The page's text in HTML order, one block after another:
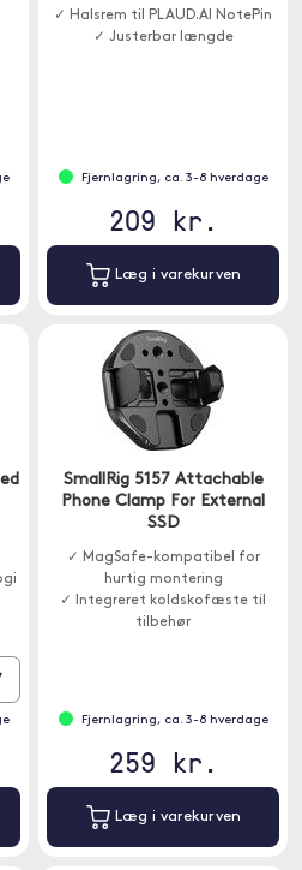
✓ Halsrem til PLAUD.AI NotePin
✓ Justerbar længde
Fjernlagring, ca. 3-8 hverdage
209 kr.
Læg i varekurven
SmallRig 5157 Attachable
Phone Clamp For External
SSD
✓ MagSafe-kompatibel for
hurtig montering
✓ Integreret koldskofæste til
tilbehør
Fjernlagring, ca. 3-8 hverdage
259 kr.
Læg i varekurven